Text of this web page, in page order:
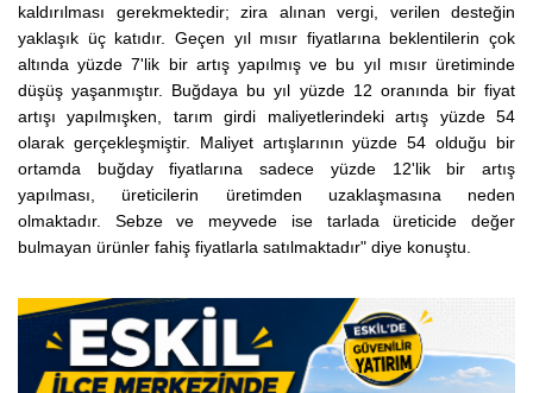
kaldırılması gerekmektedir; zira alınan vergi, verilen desteğin
yaklaşık üç katıdır. Geçen yıl mısır fiyatlarına beklentilerin çok
altında yüzde 7'lik bir artış yapılmış ve bu yıl mısır üretiminde
düşüş yaşanmıştır. Buğdaya bu yıl yüzde 12 oranında bir fiyat
artışı yapılmışken, tarım girdi maliyetlerindeki artış yüzde 54
olarak gerçekleşmiştir. Maliyet artışlarının yüzde 54 olduğu bir
ortamda buğday fiyatlarına sadece yüzde 12'lik bir artış
yapılması, üreticilerin üretimden uzaklaşmasına neden
olmaktadır. Sebze ve meyvede ise tarlada üreticide değer
bulmayan ürünler fahiş fiyatlarla satılmaktadır" diye konuştu.